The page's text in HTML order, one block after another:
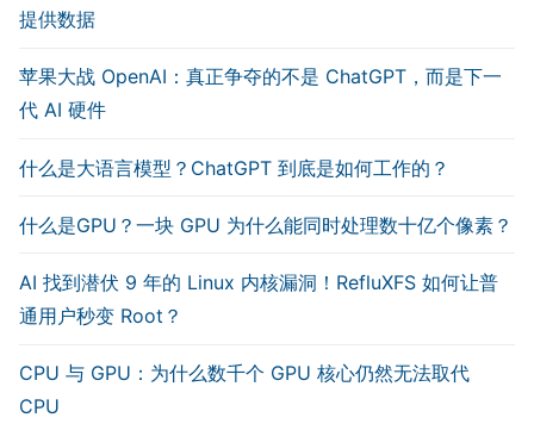
提供数据
苹果大战 OpenAI：真正争夺的不是 ChatGPT，而是下一
代 AI 硬件
什么是大语言模型？ChatGPT 到底是如何工作的？
什么是GPU？一块 GPU 为什么能同时处理数十亿个像素？
AI 找到潜伏 9 年的 Linux 内核漏洞！RefluXFS 如何让普
通用户秒变 Root？
CPU 与 GPU：为什么数千个 GPU 核心仍然无法取代
CPU